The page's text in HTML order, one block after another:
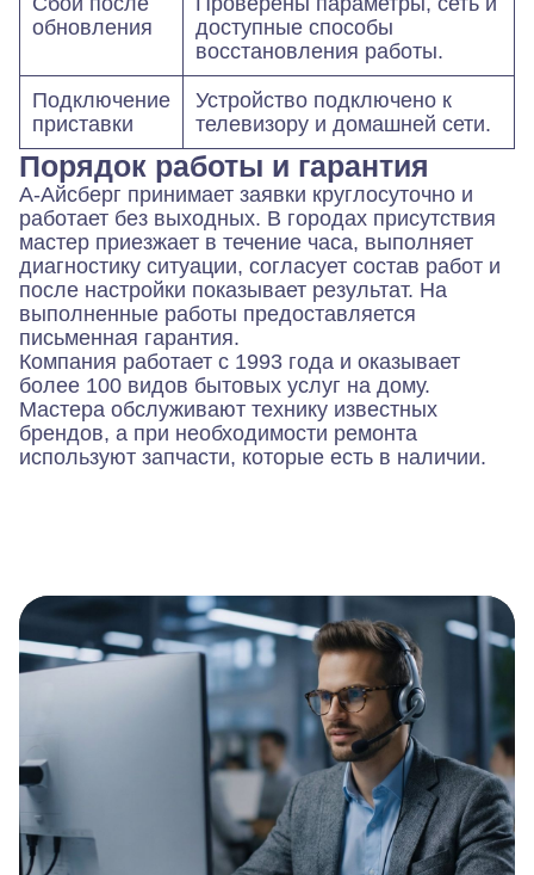
обновления
доступные способы
восстановления работы.
Подключение
приставки
Устройство подключено к
телевизору и домашней сети.
Порядок работы и гарантия
А-Айсберг принимает заявки круглосуточно и
работает без выходных. В городах присутствия
мастер приезжает в течение часа, выполняет
диагностику ситуации, согласует состав работ и
после настройки показывает результат. На
выполненные работы предоставляется
письменная гарантия.
Компания работает с 1993 года и оказывает
более 100 видов бытовых услуг на дому.
Мастера обслуживают технику известных
брендов, а при необходимости ремонта
используют запчасти, которые есть в наличии.